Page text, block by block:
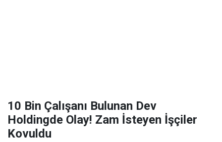
10 Bin Çalışanı Bulunan Dev
Holdingde Olay! Zam İsteyen İşçiler
Kovuldu